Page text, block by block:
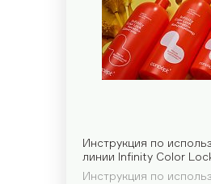
Инструкция по
линии Infinity Color
Инструкция по